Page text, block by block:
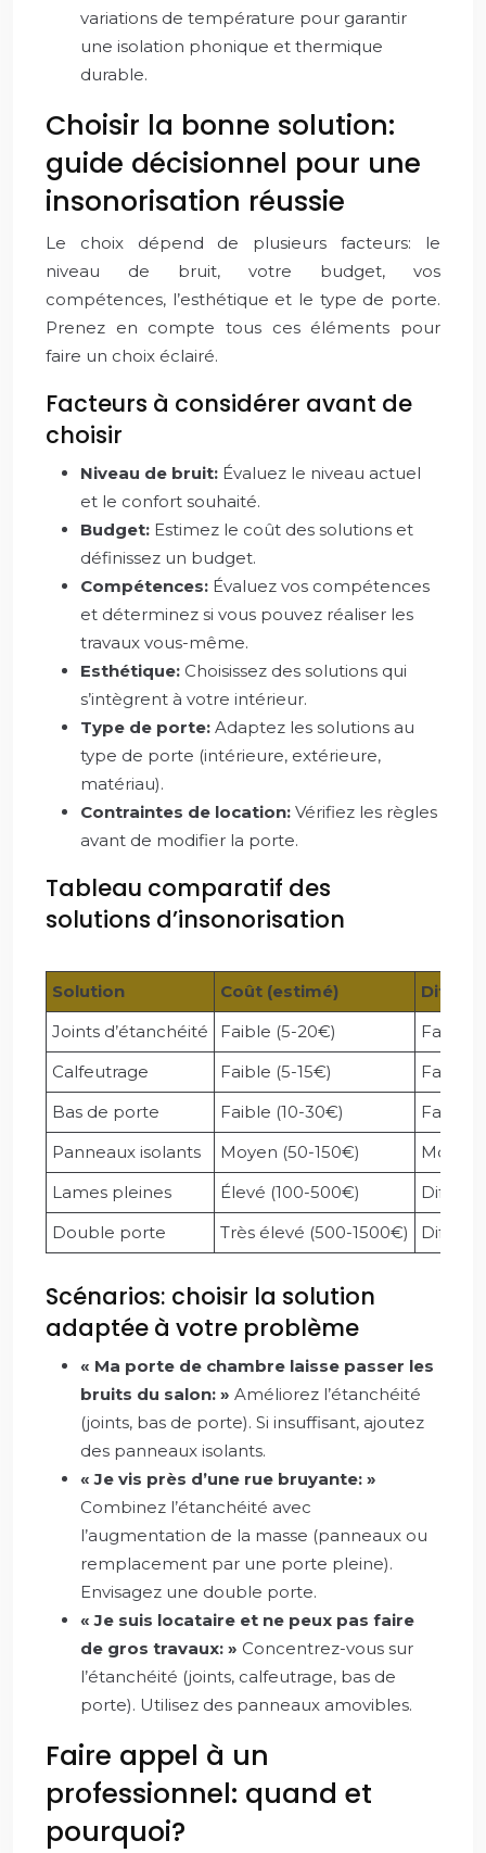
variations de température pour garantir
une isolation phonique et thermique
durable.
Choisir la bonne solution:
guide décisionnel pour une
insonorisation réussie
Le choix dépend de plusieurs facteurs: le
niveau de bruit, votre budget, vos
compétences, l’esthétique et le type de porte.
Prenez en compte tous ces éléments pour
faire un choix éclairé.
Facteurs à considérer avant de
choisir
Niveau de bruit: Évaluez le niveau actuel
et le confort souhaité.
Budget: Estimez le coût des solutions et
définissez un budget.
Compétences: Évaluez vos compétences
et déterminez si vous pouvez réaliser les
travaux vous-même.
Esthétique: Choisissez des solutions qui
s’intègrent à votre intérieur.
Type de porte: Adaptez les solutions au
type de porte (intérieure, extérieure,
matériau).
Contraintes de location: Vérifiez les règles
avant de modifier la porte.
Tableau comparatif des
solutions d’insonorisation
Solution Coût (estimé)
Joints d’étanchéité
Faible (5-20€)
Facile
Calfeutrage
Faible (5-15€)
Facile
Bas de porte
Faible (10-30€)
Facile
Panneaux isolants
Moyen (50-150€)
Lames pleines
Élevé (100-500€)
Difficile
Double porte
Très élevé (500-1500€) Difficile
Scénarios: choisir la solution
adaptée à votre problème
« Ma porte de chambre laisse passer les
bruits du salon: » Améliorez l’étanchéité
(joints, bas de porte). Si insuffisant, ajoutez
des panneaux isolants.
« Je vis près d’une rue bruyante: »
Combinez l’étanchéité avec
l’augmentation de la masse (panneaux ou
remplacement par une porte pleine).
Envisagez une double porte.
« Je suis locataire et ne peux pas faire
de gros travaux: » Concentrez-vous sur
l’étanchéité (joints, calfeutrage, bas de
porte). Utilisez des panneaux amovibles.
Faire appel à un
professionnel: quand et
pourquoi?